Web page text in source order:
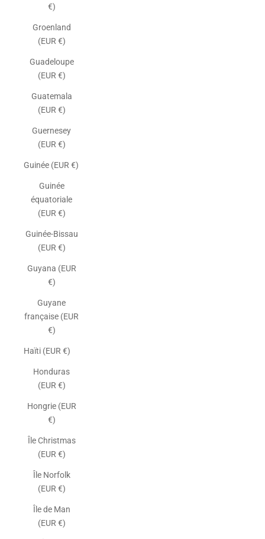
€)
Groenland
(EUR €)
Guadeloupe
(EUR €)
Guatemala
(EUR €)
Guernesey
(EUR €)
Guinée (EUR €)
Guinée
équatoriale
(EUR €)
Guinée-Bissau
(EUR €)
Guyana (EUR
€)
Guyane
française (EUR
€)
Haïti (EUR €)
Honduras
(EUR €)
Hongrie (EUR
€)
Île Christmas
(EUR €)
Île Norfolk
(EUR €)
Île de Man
(EUR €)